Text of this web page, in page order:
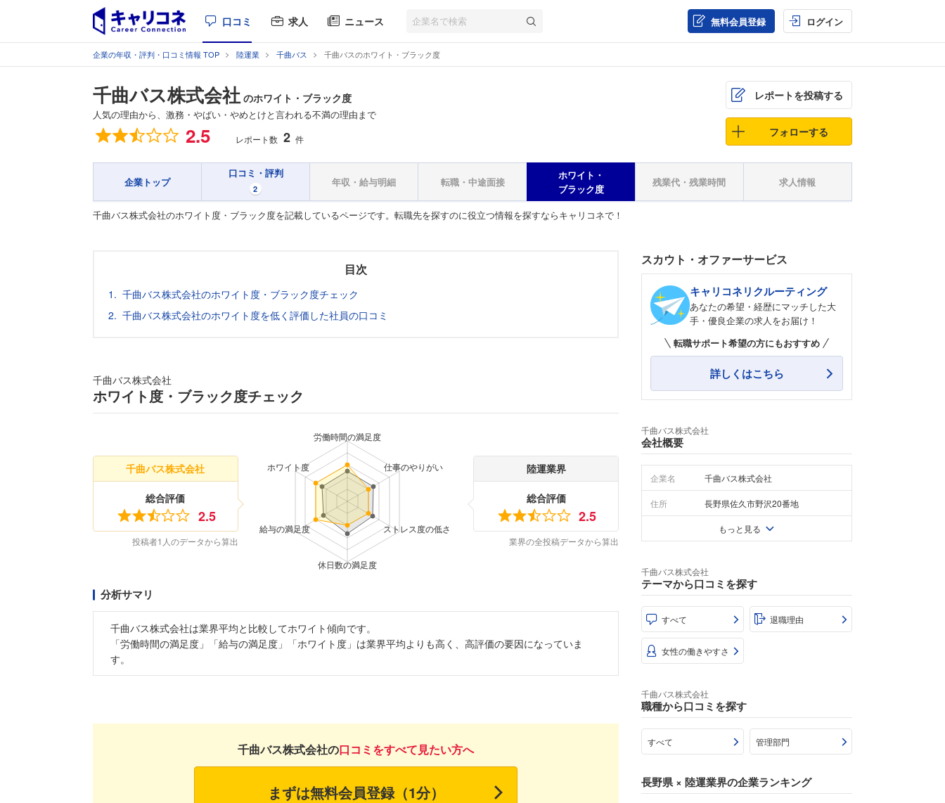
口コミ 求人 ニュース 無料会員登録 ログイン
企業の年収・評判・口コミ情報 TOP 陸運業 千曲バス 千曲バスのホワイト・ブラック度
千曲バス株式会社 のホワイト・ブラック度
人気の理由から、激務・やばい・やめとけと言われる不満の理由まで
総合評価 2.5 レポート数 2 件
レポートを投稿する
フォローする
企業トップ
口コミ・評判
2
年収・給与明細 転職・中途面接
ホワイト・
ブラック度
残業代・残業時間 求人情報
千曲バス株式会社のホワイト度・ブラック度を記載しているページです。転職先を探すのに役立つ情報を探すならキャリコネで！
目次
千曲バス株式会社のホワイト度・ブラック度チェック
千曲バス株式会社のホワイト度を低く評価した社員の口コミ
千曲バス株式会社
ホワイト度・ブラック度チェック
千曲バス株式会社
総合評価
2.5
投稿者1人のデータから算出
陸運業界
総合評価
2.5
業界の全投稿データから算出
分析サマリ
千曲バス株式会社は業界平均と比較してホワイト傾向です。
「労働時間の満足度」「給与の満足度」「ホワイト度」は業界平均よりも高く、高評価の要因になっていま
す。
千曲バス株式会社の口コミをすべて見たい方へ
まずは無料会員登録（1分）
スカウト・オファーサービス
キャリコネリクルーティング
あなたの希望・経歴にマッチした大
手・優良企業の求人をお届け！
転職サポート希望の方にもおすすめ
詳しくはこちら
千曲バス株式会社
会社概要
企業名 千曲バス株式会社
住所 長野県佐久市野沢20番地
もっと見る
千曲バス株式会社
テーマから口コミを探す
すべて 退職理由
女性の働きやすさ
千曲バス株式会社
職種から口コミを探す
すべて 管理部門
長野県× 陸運業界の企業ランキング